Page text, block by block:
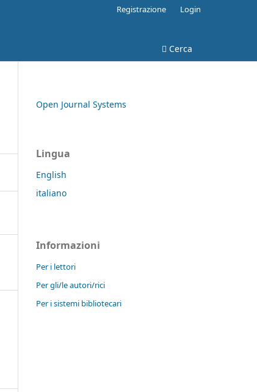
Cerca
Registrazione Login
Open Journal Systems
Lingua
English
italiano
Informazioni
Per i lettori
Per gli/le autori/rici
Per i sistemi bibliotecari